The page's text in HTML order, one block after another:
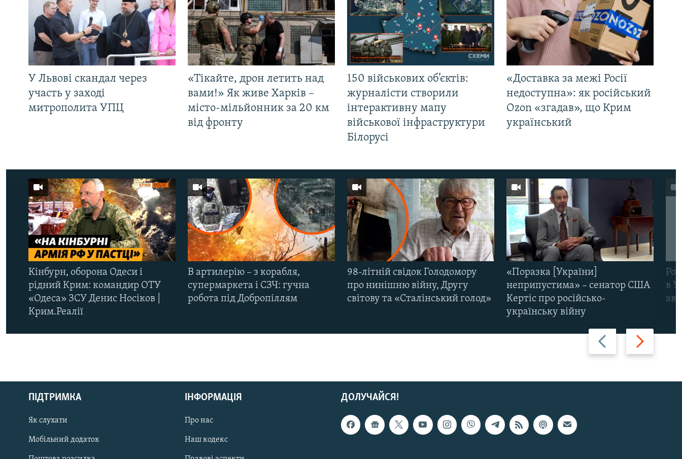
РУС
ДОЛУЧАЙСЯ!
У Львові скандал через
участь у заході
митрополита УПЦ
«Тікайте, дрон летить над
вами!» Як живе Харків –
місто-мільйонник за 20 км
від фронту
150 військових об’єктів:
журналісти створили
інтерактивну мапу
військової інфраструктури
Білорусі
«Доставка за межі Росії
недоступна»: як російський
Ozon «згадав», що Крим
український
Назад Вперед
Кінбурн, оборона Одеси і
рідний Крим: командир ОТУ
«Одеса» ЗСУ Денис Носіков |
Крим.Реалії
В артилерію – з корабля,
супермаркета і СЗЧ: гучна
робота під Добропіллям
98-літній свідок Голодомору
про нинішню війну, Другу
світову та «Сталінський голод»
«Поразка [України]
неприпустима» – сенатор США
Кертіс про російсько-
українську війну
в
ДОЛУЧАЙСЯ!
ПІДТРИМКА
Як слухати
Мобільний додаток
ІНФОРМАЦІЯ
Про нас
Наш кодекс